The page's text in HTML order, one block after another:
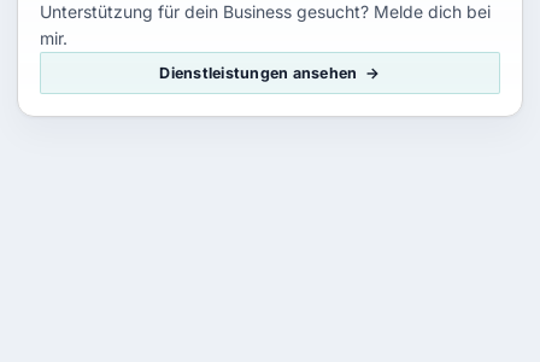
Unterstützung für dein Business gesucht? Melde dich bei
mir.
Dienstleistungen ansehen